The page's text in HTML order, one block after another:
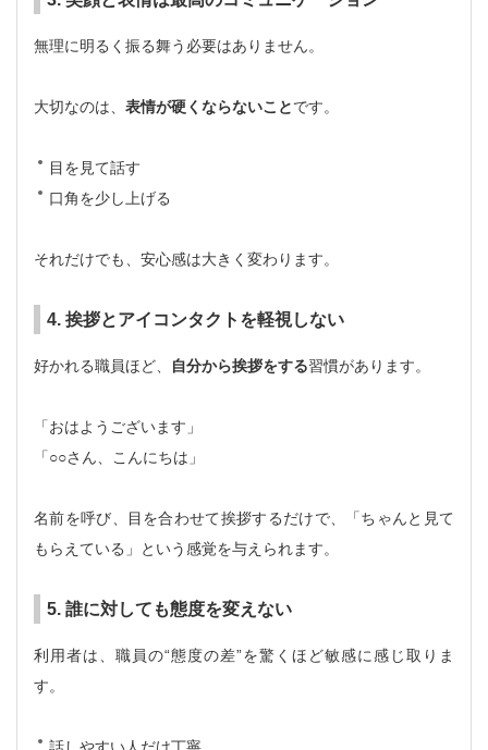
無理に明るく振る舞う必要はありません。
大切なのは、 表情が硬くならないことです。
目を見て話す
口角を少し上げる
それだけでも、安心感は大きく変わります。
4. 挨拶とアイコンタクトを軽視しない
好かれる職員ほど、 自分から挨拶をする習慣があります。
「おはようございます」
「○○さん、こんにちは」
名前を呼び、目を合わせて挨拶するだけで、「ちゃんと見て
もらえている」という感覚を与えられます。
5. 誰に対しても態度を変えない
利用者は、職員の“態度の差”を驚くほど敏感に感じ取りま
す。